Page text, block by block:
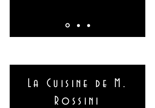
La Cuisine de M.
Rossini